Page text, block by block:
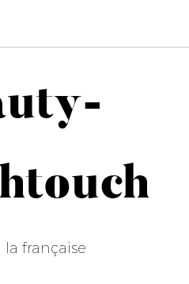
Frenchtouch
la française